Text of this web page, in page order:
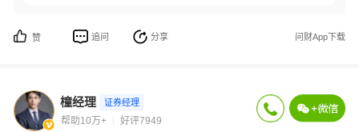
赞 追问 分享 问财App下载
橦经理 证券经理
帮助10万+ 好评7949